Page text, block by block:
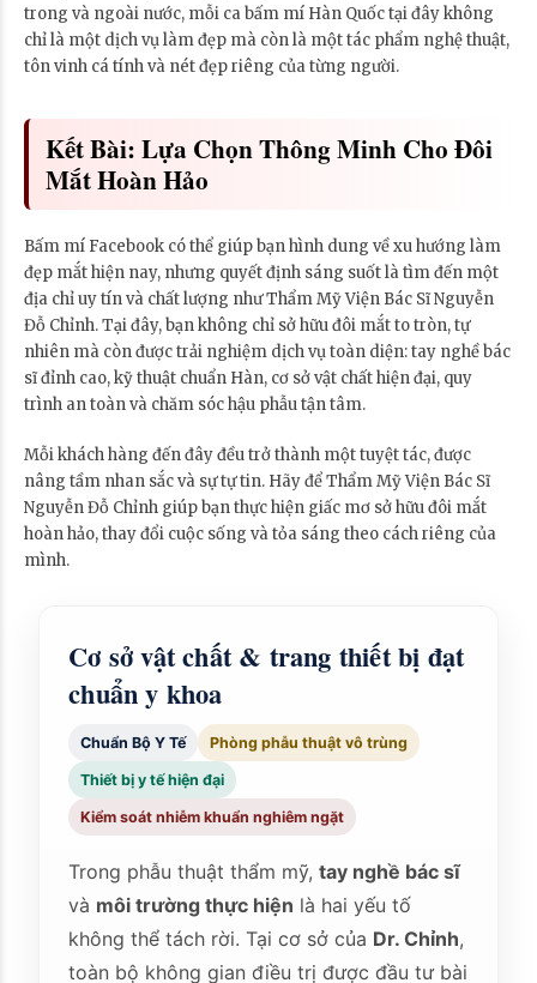
trong và ngoài nước, mỗi ca bấm mí Hàn Quốc tại đây không
chỉ là một dịch vụ làm đẹp mà còn là một tác phẩm nghệ thuật,
tôn vinh cá tính và nét đẹp riêng của từng người.
Kết Bài: Lựa Chọn Thông Minh Cho Đôi
Mắt Hoàn Hảo
Bấm mí Facebook có thể giúp bạn hình dung về xu hướng làm
đẹp mắt hiện nay, nhưng quyết định sáng suốt là tìm đến một
địa chỉ uy tín và chất lượng như Thẩm Mỹ Viện Bác Sĩ Nguyễn
Đỗ Chỉnh. Tại đây, bạn không chỉ sở hữu đôi mắt to tròn, tự
nhiên mà còn được trải nghiệm dịch vụ toàn diện: tay nghề bác
sĩ đỉnh cao, kỹ thuật chuẩn Hàn, cơ sở vật chất hiện đại, quy
trình an toàn và chăm sóc hậu phẫu tận tâm.
Mỗi khách hàng đến đây đều trở thành một tuyệt tác, được
nâng tầm nhan sắc và sự tự tin. Hãy để Thẩm Mỹ Viện Bác Sĩ
Nguyễn Đỗ Chỉnh giúp bạn thực hiện giấc mơ sở hữu đôi mắt
hoàn hảo, thay đổi cuộc sống và tỏa sáng theo cách riêng của
mình.
Cơ sở vật chất & trang thiết bị đạt
chuẩn y khoa
Chuẩn Bộ Y Tế Phòng phẫu thuật vô trùng
Thiết bị y tế hiện đại
Kiểm soát nhiễm khuẩn nghiêm ngặt
Trong phẫu thuật thẩm mỹ,tay nghề bác sĩ
và môi trường thực hiện là hai yếu tố
không thể tách rời. Tại cơ sở của Dr. Chỉnh,
toàn bộ không gian điều trị được đầu tư bài